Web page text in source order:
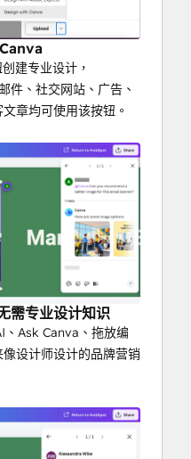
建专业设计，
件、社交网站、广告、
章均可使用该按钮。
需专业设计知识
Ask Canva、拖放编
设计师设计的品牌营销